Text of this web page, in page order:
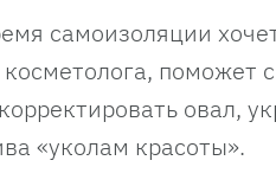
самоизоляции
косметолога,
овал,
«уколам красоты».